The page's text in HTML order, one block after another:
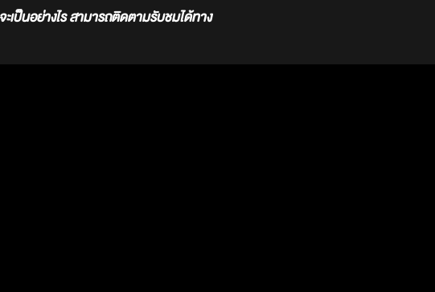
ะเป็นอย่างไร สามารถติดตามรับชมได้ทาง